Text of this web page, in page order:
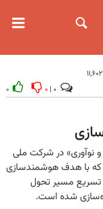
۰ ۰
نوآوری» در شرکت ملی
که با هدف هوشمندسازی
تسریع مسیر تحول
شده‌ است.